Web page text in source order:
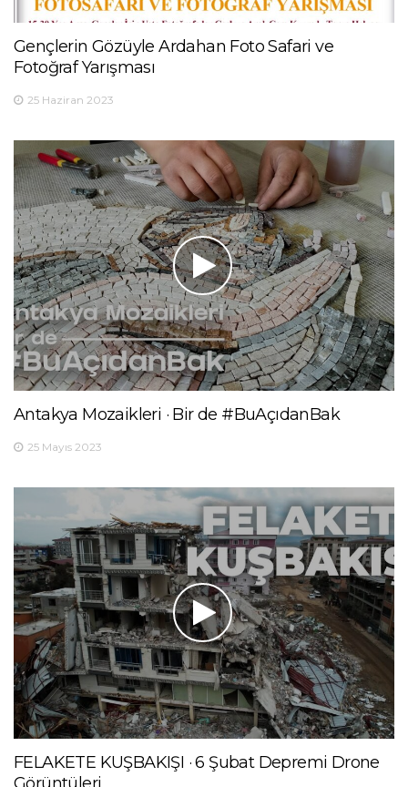
Gençlerin Gözüyle Ardahan Foto Safari ve
Fotoğraf Yarışması
25 Haziran 2023
Antakya Mozaikleri · Bir de #BuAçıdanBak
25 Mayıs 2023
FELAKETE KUŞBAKIŞI · 6 Şubat Depremi Drone
Görüntüleri